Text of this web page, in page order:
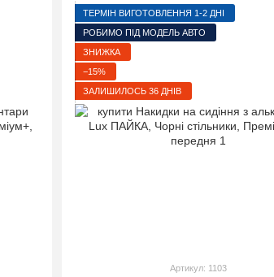
ТЕРМІН ВИГОТОВЛЕННЯ 1-2 ДНІ
РОБИМО ПІД МОДЕЛЬ АВТО
ЗНИЖКА
−15%
ЗАЛИШИЛОСЬ 36 ДНІВ
Артикул: 1103